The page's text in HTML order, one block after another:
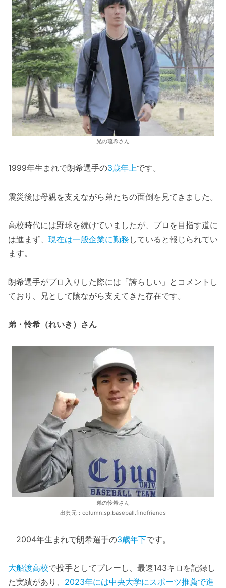
兄の琉希さん
1999年生まれで朗希選手の3歳年上です。
震災後は母親を支えながら弟たちの面倒を見てきました。
高校時代には野球を続けていましたが、プロを目指す道に
は進まず、 現在は一般企業に勤務 していると報じられてい
ます。
朗希選手がプロ入りした際には「誇らしい」とコメントし
ており、兄として陰ながら支えてきた存在です。
弟・怜希（れいき）さん
弟の怜希さん
出典元：column.sp.baseball.findfriends
2004年生まれで朗希選手の3歳年下です。
大船渡高校で投手としてプレーし、最速143キロを記録し
た実績があり、 2023年には中央大学にスポーツ推薦で進